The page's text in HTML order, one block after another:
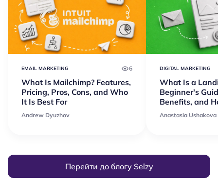
EMAIL MARKETING 6
What Is Mailchimp? Features,
Pricing, Pros, Cons, and Who
It Is Best For
Andrew Dyuzhov
DIGITAL MARKETING
What Is a
Beginner's
Benefits, and
Anastasia Ushakova
Перейти до блогу Selzy